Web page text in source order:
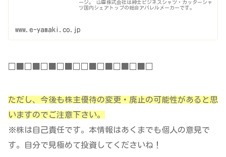
ージ。 山喜株式会社は紳士ビジネスシャツ・カッターシャ
ツ国内シェアトップの総合アパレルメーカーです。
www.e-yamaki.co.jp
ただし、今後も株主優待の変更・廃止の可能性があると思
いますのでご注意下さい。
※株は自己責任です。本情報はあくまでも個人の意見で
す。自分で見極めて投資してくださいね！